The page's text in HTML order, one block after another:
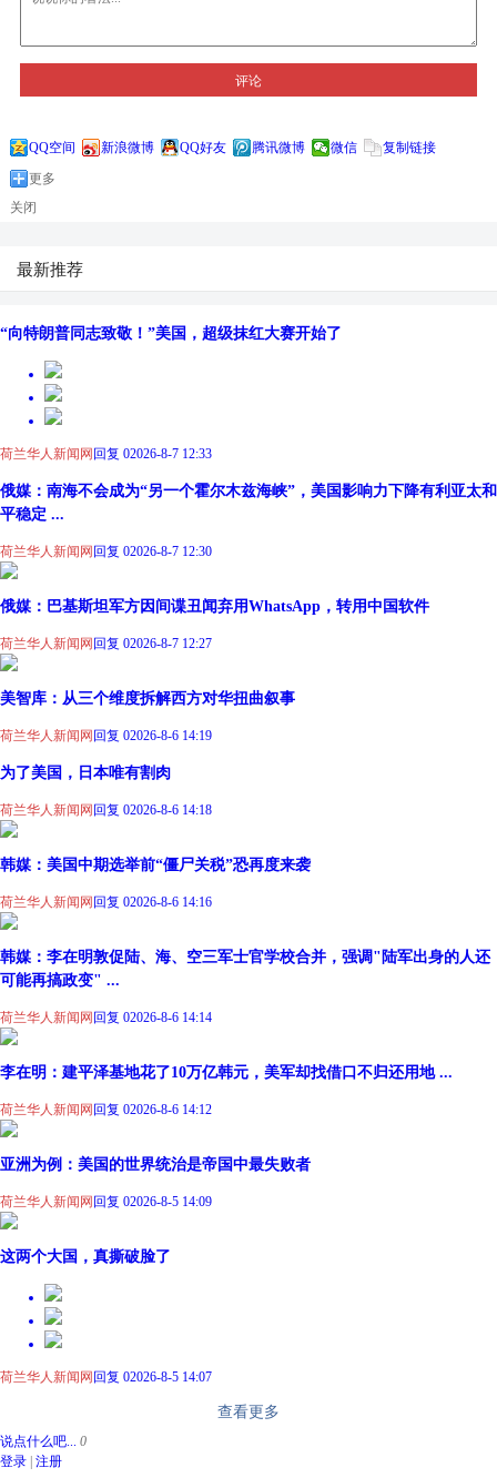
评论
QQ空间 新浪微博 QQ好友 腾讯微博 微信
复制链接
更多
关闭
最新推荐
“向特朗普同志致敬！”美国，超级抹红大赛开始了
荷兰华人新闻网回复 02026-8-7 12:33
俄媒：南海不会成为“另一个霍尔木兹海峡”，美国影响力下降有利亚太和
平稳定 ...
荷兰华人新闻网回复 02026-8-7 12:30
俄媒：巴基斯坦军方因间谍丑闻弃用WhatsApp，转用中国软件
荷兰华人新闻网 回复 02026-8-7 12:27
美智库：从三个维度拆解西方对华扭曲叙事
荷兰华人新闻网 回复 02026-8-6 14:19
为了美国，日本唯有割肉
荷兰华人新闻网 回复 02026-8-6 14:18
韩媒：美国中期选举前“僵尸关税”恐再度来袭
荷兰华人新闻网 回复 02026-8-6 14:16
韩媒：李在明敦促陆、海、空三军士官学校合并，强调"陆军出身的人还
可能再搞政变" ...
荷兰华人新闻网 回复 02026-8-6 14:14
李在明：建平泽基地花了10万亿韩元，美军却找借口不归还用地 ...
荷兰华人新闻网 回复 02026-8-6 14:12
亚洲为例：美国的世界统治是帝国中最失败者
荷兰华人新闻网 回复 02026-8-5 14:09
这两个大国，真撕破脸了
荷兰华人新闻网 回复 02026-8-5 14:07
查看更多
说点什么吧... 0
登录 注册